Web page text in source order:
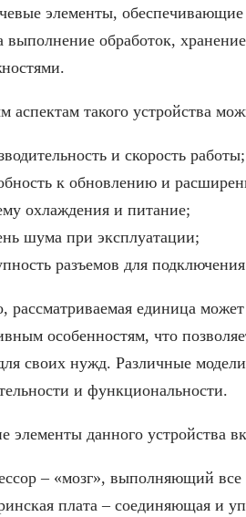
элементы,
выполнение обработок,
аспектам такого устройства
и скорость работы;
к обновлению и
охлаждения и питание;
шума при эксплуатации;
разъемов для
рассматриваемая единица
особенностям, что
своих нужд. Различные
и функциональности.
элементы данного устройства
– «мозг», выполняющий все
плата – соединяющая и